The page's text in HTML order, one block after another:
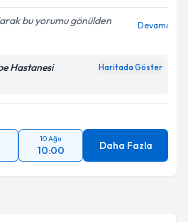
bu yorumu gönülden
Devamı
Hastanesi Haritada Göster
10 Ağu
10:00 Daha Fazla